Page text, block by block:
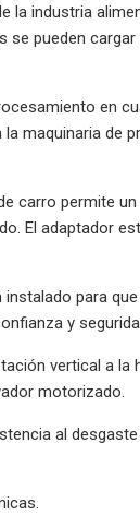
la industria
pueden
en
maquinaria de
carro permite
El adaptador
para
y
vertical a la
motorizado.
al